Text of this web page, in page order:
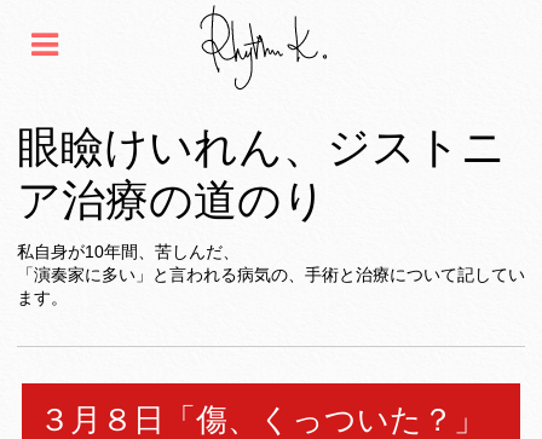
眼瞼けいれん、ジストニ
ア治療の道のり
私自身が10年間、苦しんだ、
「演奏家に多い」と言われる病気の、手術と治療について記してい
ます。
３月８日「傷、くっついた？」